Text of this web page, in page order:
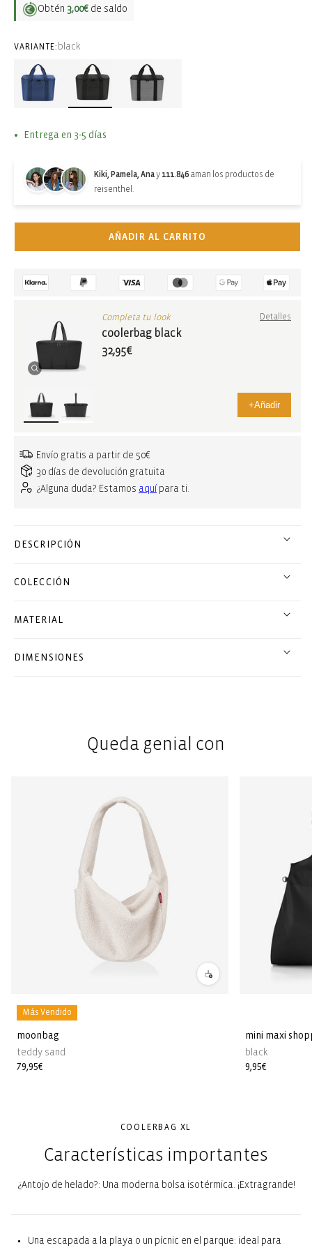
Obtén 3,00€ de saldo
VARIANTE: black
Entrega en 3-5 días
Kiki, Pamela, Anay 111.846 aman los productos de
reisenthel.
AÑADIR AL CARRITO
Completa tu look Detalles
coolerbag black
32,95€
+Añadir
Envío gratis a partir de 50€
30 días de devolución gratuita
¿Alguna duda? Estamos aquí para ti.
DESCRIPCIÓN
COLECCIÓN
MATERIAL
DIMENSIONES
Queda genial con
Más Vendido
moonbag
teddy sand
Precio
79,95€
mini maxi
black
Precio
9,95€
COOLERBAG XL
Características importantes
¿Antojo de helado?: Una moderna bolsa isotérmica. ¡Extragrande!
Una escapada a la playa o un pícnic en el parque: ideal para